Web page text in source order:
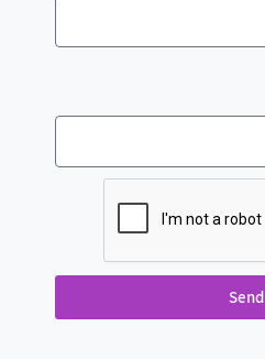
Send